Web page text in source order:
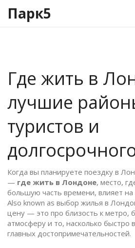
Парк5
Где жить в
лучшие
туристов и
Когда вы планируете поездку в
— где жить в Лондоне, место,
большую часть времени, влияет на
Also known as выбор жилья в
цену — это про близость к метро,
атмосферу и то, насколько быстро
главных достопримечательностей.